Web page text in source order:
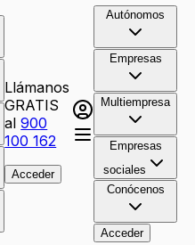
Llámanos
GRATIS
al900
100 162
Acceder
Autónomos
Empresas
Multiempresa
Empresas
sociales
Conócenos
Acceder